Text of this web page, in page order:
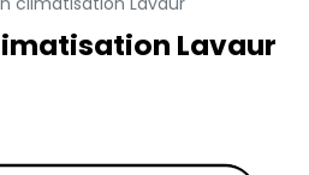
Lavaur